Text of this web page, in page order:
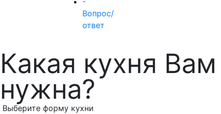
Вопрос/
ответ
Какая кухня Вам
нужна?
Выберите форму кухни